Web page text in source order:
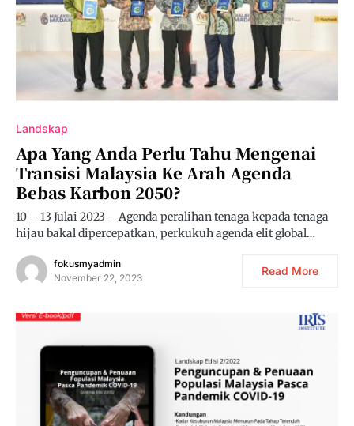
Landskap
Apa Yang Anda Perlu Tahu Mengenai
Transisi Malaysia Ke Arah Agenda
Bebas Karbon 2050?
10 – 13 Julai 2023 – Agenda peralihan tenaga kepada tenaga
hijau bakal dipercepatkan, perkukuh agenda elit global…
fokusmyadmin
November 22, 2023
Read More